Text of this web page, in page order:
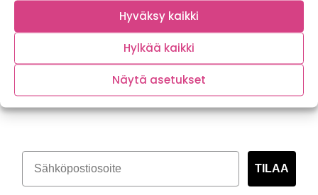
Hyväksy kaikki
Hylkää kaikki
Näytä asetukset
Tilaa kasvispitoinen uutiskirje
TILAA